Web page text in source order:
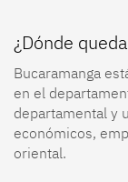
¿Dónde
Bucaramanga
en el
departamental y
económicos,
oriental.